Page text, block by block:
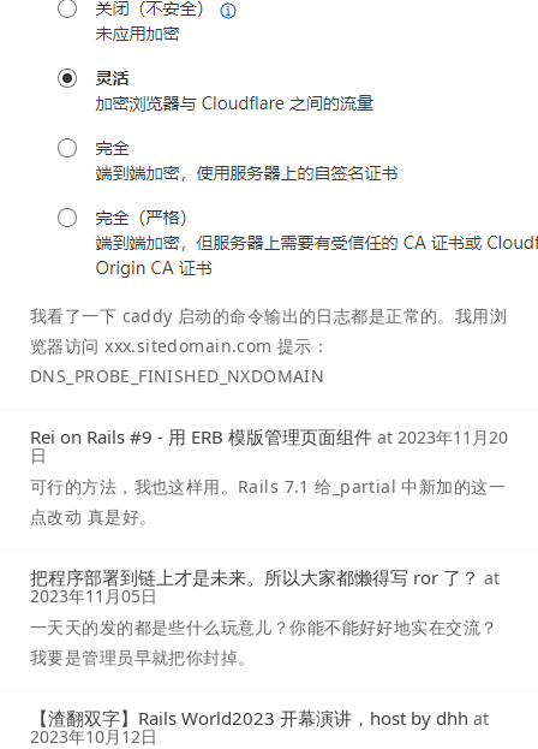
我看了一下 caddy 启动的命令输出的日志都是正常的。我用浏
览器访问 xxx.sitedomain.com 提示：
DNS_PROBE_FINISHED_NXDOMAIN
Rei on Rails #9 - 用 ERB 模版管理页面组件 at 2023年11月20
日
可行的方法，我也这样用。Rails 7.1 给_partial 中新加的这一
点改动 真是好。
把程序部署到链上才是未来。所以大家都懒得写 ror 了？ at
2023年11月05日
一天天的发的都是些什么玩意儿？你能不能好好地实在交流？
我要是管理员早就把你封掉。
【渣翻双字】Rails World2023 开幕演讲，host by dhh at
2023年10月12日